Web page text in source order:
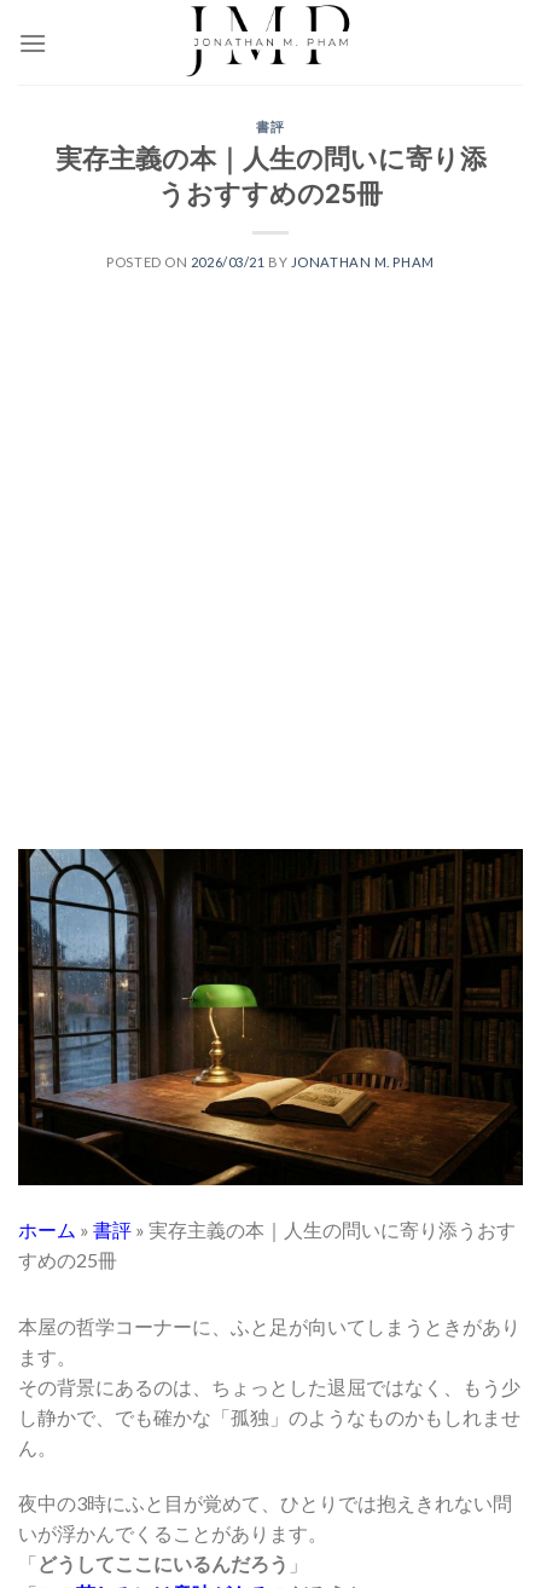
書評
実存主義の本｜人生の問いに寄り添
うおすすめの25冊
POSTED ON 2026/03/21 BY JONATHAN M. PHAM
ホーム » 書評 » 実存主義の本｜人生の問いに寄り添うおす
すめの25冊
本屋の哲学コーナーに、ふと足が向いてしまうときがあり
ます。
その背景にあるのは、ちょっとした退屈ではなく、もう少
し静かで、でも確かな「孤独」のようなものかもしれませ
ん。
夜中の3時にふと目が覚めて、ひとりでは抱えきれない問
いが浮かんでくることがあります。
「どうしてここにいるんだろう 」